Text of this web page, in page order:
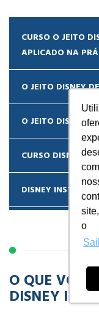
o
CURSO O JEITO
APLICADO NA
O JEITO DISNEY
O JEITO DISNEY/
CURSO DISNEY
DISNEY
O QUE
DISNEY